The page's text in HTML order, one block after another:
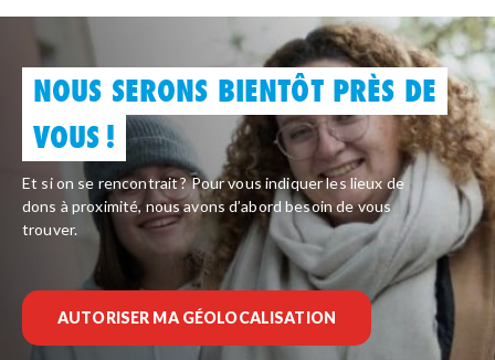
NOUS SERONS BIENTÔT PRÈS DE
VOUS !
Et si on se rencontrait ? Pour vous indiquer les lieux de
dons à proximité, nous avons d’abord besoin de vous
trouver.
AUTORISER MA GÉOLOCALISATION